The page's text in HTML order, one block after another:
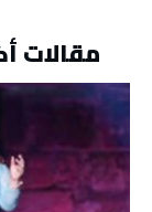
مقالات